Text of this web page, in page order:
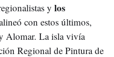
y los
con estos últimos,
Alomar. La isla vivía
Regional de Pintura de